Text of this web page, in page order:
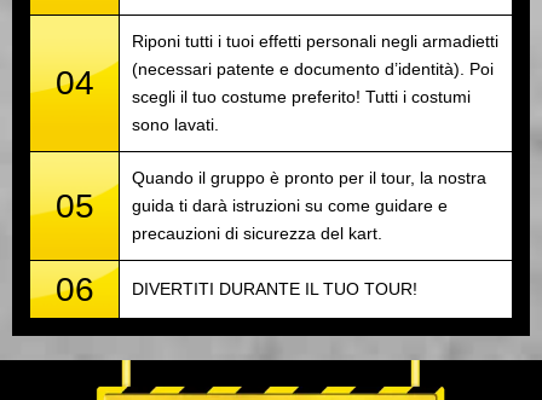
04
Riponi tutti i tuoi effetti personali negli armadietti
(necessari patente e documento d’identità). Poi
scegli il tuo costume preferito! Tutti i costumi
sono lavati.
05
Quando il gruppo è pronto per il tour, la nostra
guida ti darà istruzioni su come guidare e
precauzioni di sicurezza del kart.
06 DIVERTITI DURANTE IL TUO TOUR!